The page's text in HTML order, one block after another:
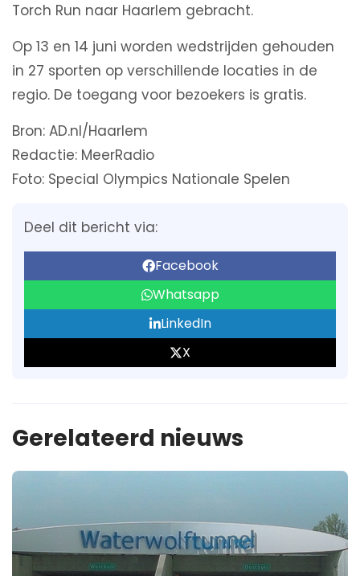
Torch Run naar Haarlem gebracht.
Op 13 en 14 juni worden wedstrijden gehouden
in 27 sporten op verschillende locaties in de
regio. De toegang voor bezoekers is gratis.
Bron: AD.nl/Haarlem
Redactie: MeerRadio
Foto: Special Olympics Nationale Spelen
Deel dit bericht via:
Facebook
Whatsapp
LinkedIn
X
Gerelateerd nieuws